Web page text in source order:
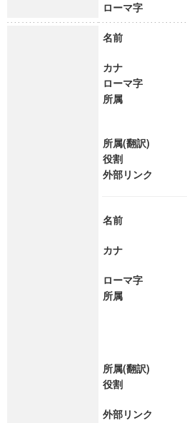
ローマ字
名前
カナ
ローマ字
所属
所属(翻訳)
役割
外部リンク
名前
カナ
ローマ字
所属
所属(翻訳)
役割
外部リンク